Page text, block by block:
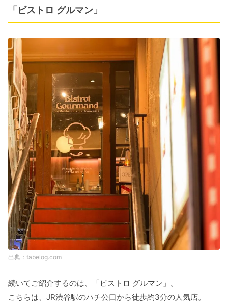
「ビストロ グルマン」
tabelog.com
続いてご紹介するのは、「ビストロ グルマン」。
こちらは、JR渋谷駅のハチ公口から徒歩約3分の人気店。